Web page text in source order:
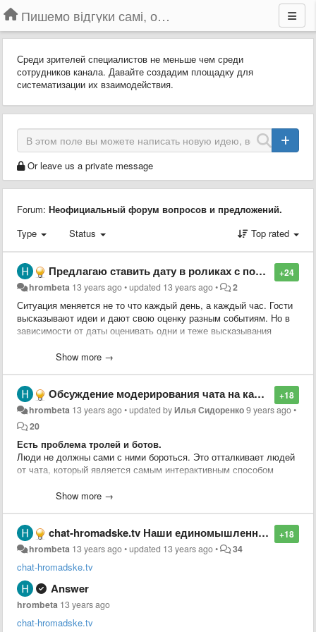
Пишемо відгуки самі, обговорюємо інші ідеї та пропозиції до Громадського Телебачення
Среди зрителей специалистов не меньше чем среди
сотрудников канала. Давайте создадим площадку для
систематизации их взаимодействия.
Or leave us a private message
Forum: Неофициальный форум вопросов и предложений.
Type
Status Top rated
+24
Предлагаю ставить дату в роликах с пометкой "повтор"
hrombeta 13 years ago•updated 13 years ago• 2
Ситуация меняется не то что каждый день, а каждый час. Гости
высказывают идеи и дают свою оценку разным событиям. Но в
зависимости от даты оценивать одни и теже высказывания
Show more →
+18
Обсуждение модерирования чата на канале youtube.
hrombeta 13 years ago•updated byИлья Сидоренко9 years ago•
20
Есть проблема тролей и ботов.
Люди не должны сами с ними бороться. Это отталкивает людей
от чата, который является самым интерактивным способом
того иммено его состояниеоказывает значительное влияние на
Троли и боты пытаются "розсеять толпу".
Розсеим их первыми!
Со своей стороны пердлагаю организацию площадки, которая на
основе IT сообщества объединит волонтёров готовых
самоорганизоваться и оказать посильную
помощь(hromadsketvbeta.userecho.com
дневных эфиров на отдельные ролики до разноплановой IT
Show more →
+18
chat-hromadske.tv Наши единомышленники. Рекомендую!
hrombeta 13 years ago•updated 13 years ago• 34
chat-hromadske.tv
Answer
hrombeta 13 years ago
chat-hromadske.tv